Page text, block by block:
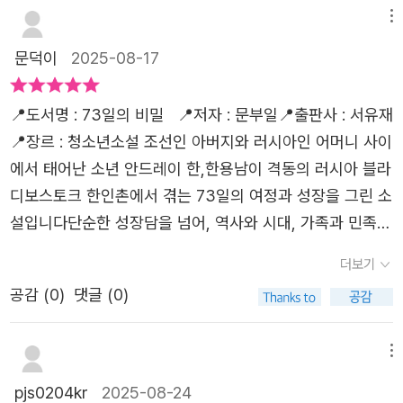
난 인물은 이상설이다. 그리고 그곳에서 주민들에게 신망이
두터운 최재형(페치카 최)이라는 인물도 있다. 러시아 연해
주에서 독립운동에 일생을 바친 실존인물이라는데 나는 잘
몰랐다가 이번에 알았다.헤이그에서 특사단 활동을 하며 만
난 인물로는 미국인 헐버트가 있다. 고종황제의 신임을 받았
던 인물이라고 이름은 알고 있었는데 이 특사 활동에 함께
했는지는 몰랐다. 더구나 그가 한글 띄어쓰기에 결정적 역할
을 했다니?! 왜 난 띄어쓰기의 역사는 그리 길지 않다는 사실
을 생각 못했을까? 왠지 살짝 자존심이 상하는 느낌도 들
고....^^;;;; 하여간 새로운 사실을 알았다. 검색해보니 그는 독
립신문의 영문판 편집자로 함께했고 그래서 독립신문에 띄
어쓰기를 적극 권고했다고 한다. 몰랐던 게 왤케 많지. 이 띄
지나가듯 한번 나온다.이준 특사는 상트페테르부르크로 가
는 대륙횡단 기차 안에서, 이위종 특사는 거기 도착해서 만
인지 깨닫게 되는 과정이 담겨 있다.특사단의 여정은 쉽지
않았다. 배를 타고 바다를 건너고, 기차를 타고 먼 곳으로 이
동하며 수많은 위험과 어려움을 마주한다. 그 과정에서 용남
은 용기와 책임감을 배우고, 자신이 해야 할 일을 조금씩 이
해하게 된다.마지막으로 용남은 작별 인사를 전하며 성장한
자신을 느낀다. “굿바이, 시 유 어게인!”이라는 말 속에는 아
쉬움과 동시에 희망이 담겨 있다. 독자는 소년의 시선을 따
라가며 역사 속 실제 사건과 감정을 함께 느낄 수 있다.책을
들었다. 단순한 모험 이야기가 아니라, 나라와 자신의 역할
에 대해 생각하게 만드는 이야기였다.가장 인상 깊은 장면은
용남이 작별 인사를 하는 장면이었다. 그 순간에는 슬픔과
아쉬움이 있었지만, 동시에 희망과 결심이 느껴져 마음이 뭉
클했다.또, 소설 속에 포함된 당시 신문 기사와 연설문 같은
문덕이 2025-08-17
📍도서명 : 73일의 비밀 📍저자 : 문부일📍출판사 : 서유재
📍장르 : 청소년소설 조선인 아버지와 러시아인 어머니 사이
에서 태어난 소년 안드레이 한,한용남이 격동의 러시아 블라
디보스토크 한인촌에서 겪는 73일의 여정과 성장을 그린 소
설입니다단순한 성장담을 넘어, 역사와 시대, 가족과 민족의
블라디보스토크의 척박하고 위태로운 삶을 견뎌내는 용남은
먹고 사는 것조차 버거운 현실에 맞이합니다 어느 날 ‘페치
받은 특사단과 인연을 맺으면서 그의 일상은 한순간에 새로
운 변화를 맞이합니다 각기다른 꿈과 아픔을 안고 살아가는
더보기
공감 (0) 댓글 (0)
pjs0204kr 2025-08-24